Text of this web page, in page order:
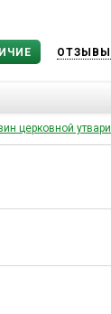
ОТЗЫВЫ
церковной утвари